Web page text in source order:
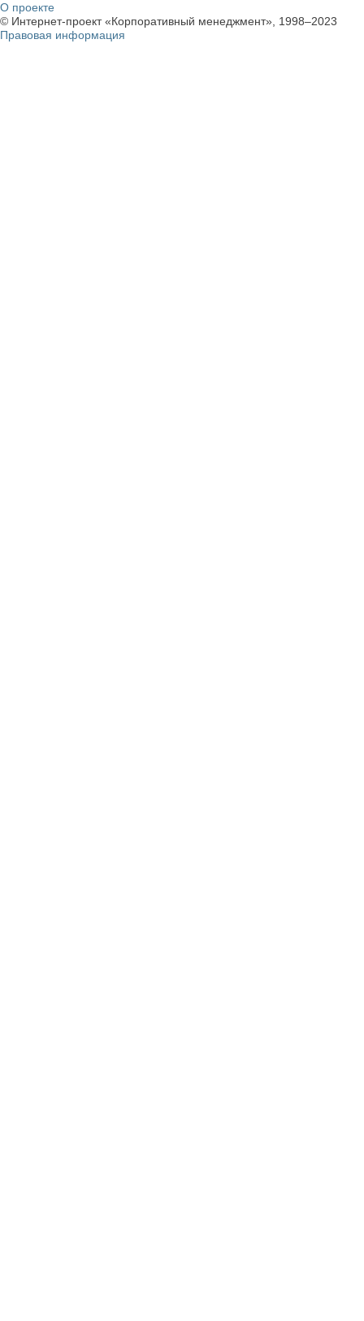
О проекте
© Интернет-проект «Корпоративный менеджмент», 1998–2023
Правовая информация